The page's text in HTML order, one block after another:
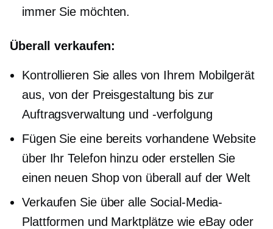
immer Sie möchten.
Überall verkaufen:
Kontrollieren Sie alles von Ihrem Mobilgerät
aus, von der Preisgestaltung bis zur
Auftragsverwaltung und -verfolgung
Fügen Sie eine bereits vorhandene Website
über Ihr Telefon hinzu oder erstellen Sie
einen neuen Shop von überall auf der Welt
Verkaufen Sie über alle Social-Media-
Plattformen und Marktplätze wie eBay oder